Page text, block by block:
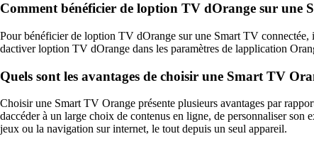
Comment bénéficier de loption TV dOrange sur une
Pour bénéficier de loption TV dOrange sur une Smart TV
dactiver loption TV dOrange dans les paramètres de lapplication
Quels sont les avantages de choisir une Smart TV
Choisir une Smart TV Orange présente plusieurs avantages par
daccéder à un large choix de contenus en ligne, de personnaliser
jeux ou la navigation sur internet, le tout depuis un seul appareil.